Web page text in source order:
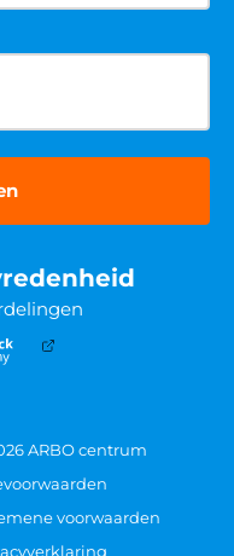
ARBO centrum
voorwaarden